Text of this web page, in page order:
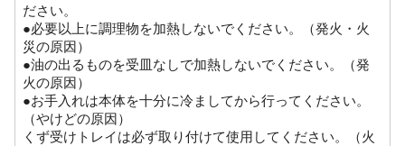
ださい。
●必要以上に調理物を加熱しないでください。（発火・火
災の原因）
●油の出るものを受皿なしで加熱しないでください。（発
火の原因）
●お手入れは本体を十分に冷ましてから行ってください。
（やけどの原因）
くず受けトレイは必ず取り付けて使用してください。（火